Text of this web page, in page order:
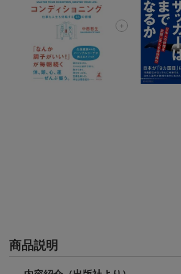
商品説明